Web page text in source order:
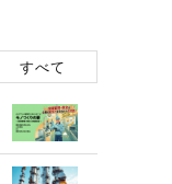
すべて